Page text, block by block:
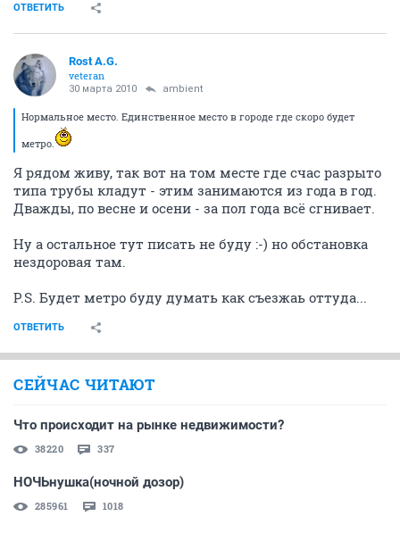
ОТВЕТИТЬ
Rost A.G.
veteran
30 марта 2010 ambient
Нормальное место. Единственное место в городе где скоро будет
метро.
Я рядом живу, так вот на том месте где счас разрыто
типа трубы кладут - этим занимаются из года в год.
Дважды, по весне и осени - за пол года всё сгнивает.
Ну а остальное тут писать не буду :-) но обстановка
нездоровая там.
P.S. Будет метро буду думать как съезжаь оттуда...
ОТВЕТИТЬ
СЕЙЧАС ЧИТАЮТ
Что происходит на рынке недвижимости?
38220 337
НОЧЬнушка(ночной дозор)
285961 1018